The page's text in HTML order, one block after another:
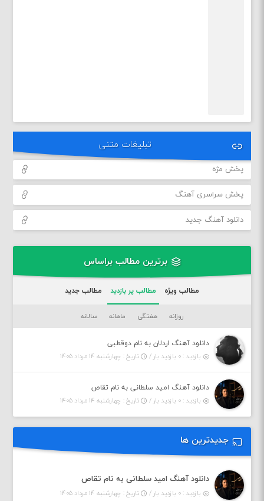
تبلیغات متنی
پخش مژه
پخش سراسری آهنگ
دانلود آهنگ جدید
برترین مطالب براساس
مطالب ویژه مطالب پر بازدید مطالب جدید
روزانه هفتگی ماهانه سالانه
دانلود آهنگ اردلان به نام دوقطبی
بازدید : ۰ بازدید بار /
تاریخ : چهارشنبه ۱۴ مرداد ۱۴۰۵
دانلود آهنگ امید سلطانی به نام تقاص
بازدید : ۰ بازدید بار /
تاریخ : چهارشنبه ۱۴ مرداد ۱۴۰۵
جدیدترین ها
دانلود آهنگ امید سلطانی به نام تقاص
بازدید : ۰ بازدید بار / تاریخ : چهارشنبه ۱۴ مرداد ۱۴۰۵